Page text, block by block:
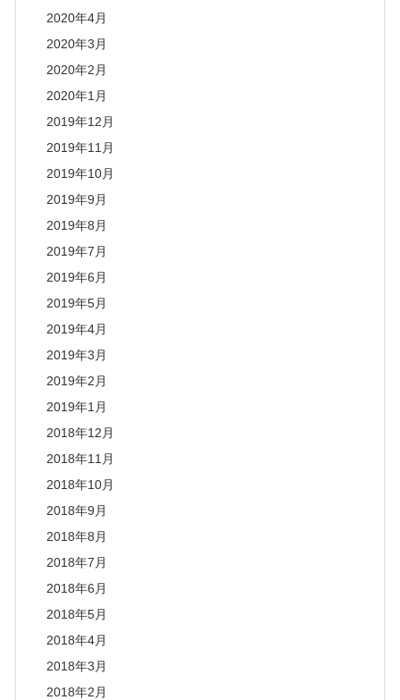
2020年4月
2020年3月
2020年2月
2020年1月
2019年12月
2019年11月
2019年10月
2019年9月
2019年8月
2019年7月
2019年6月
2019年5月
2019年4月
2019年3月
2019年2月
2019年1月
2018年12月
2018年11月
2018年10月
2018年9月
2018年8月
2018年7月
2018年6月
2018年5月
2018年4月
2018年3月
2018年2月